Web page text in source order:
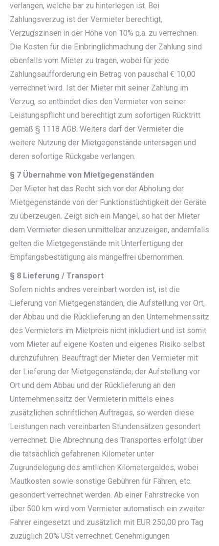
verlangen, welche bar zu hinterlegen ist. Bei
Zahlungsverzug ist der Vermieter berechtigt,
Verzugszinsen in der Höhe von 10% p.a. zu verrechnen.
Die Kosten für die Einbringlichmachung der Zahlung sind
ebenfalls vom Mieter zu tragen, wobei für jede
Zahlungsaufforderung ein Betrag von pauschal € 10,00
verrechnet wird. Ist der Mieter mit seiner Zahlung im
Verzug, so entbindet dies den Vermieter von seiner
Leistungspflicht und berechtigt zum sofortigen Rücktritt
gemäß § 1118 AGB. Weiters darf der Vermieter die
weitere Nutzung der Mietgegenstände untersagen und
deren sofortige Rückgabe verlangen.
§ 7 Übernahme von Mietgegenständen
Der Mieter hat das Recht sich vor der Abholung der
Mietgegenstände von der Funktionstüchtigkeit der Geräte
zu überzeugen. Zeigt sich ein Mangel, so hat der Mieter
dem Vermieter diesen unmittelbar anzuzeigen, andernfalls
gelten die Mietgegenstände mit Unterfertigung der
Empfangsbestätigung als mängelfrei übernommen.
§ 8 Lieferung / Transport
Sofern nichts andres vereinbart worden ist, ist die
Lieferung von Mietgegenständen, die Aufstellung vor Ort,
der Abbau und die Rücklieferung an den Unternehmenssitz
des Vermieters im Mietpreis nicht inkludiert und ist somit
vom Mieter auf eigene Kosten und eigenes Risiko selbst
durchzuführen. Beauftragt der Mieter den Vermieter mit
der Lieferung der Mietgegenstände, der Aufstellung vor
Ort und dem Abbau und der Rücklieferung an den
Unternehmenssitz der Vermieterin mittels eines
zusätzlichen schriftlichen Auftrages, so werden diese
Leistungen nach vereinbarten Stundensätzen gesondert
verrechnet. Die Abrechnung des Transportes erfolgt über
die tatsächlich gefahrenen Kilometer unter
Zugrundelegung des amtlichen Kilometergeldes, wobei
Mautkosten sowie sonstige Gebühren für Fähren, etc.
gesondert verrechnet werden. Ab einer Fahrstrecke von
über 500 km wird vom Vermieter automatisch ein zweiter
Fahrer eingesetzt und zusätzlich mit EUR 250,00 pro Tag
zuzüglich 20% USt verrechnet. Genehmigungen